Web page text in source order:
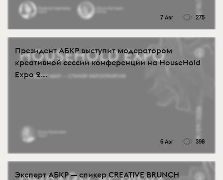
7 Авг 275
Президент АБКР выступит модератором
креативной сессии конференции на HouseHold
Expo 2...
6 Авг 398
Эксперт АБКР — спикер CREATIVE BRUNCH